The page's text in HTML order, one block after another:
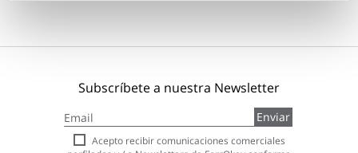
Subscríbete a nuestra Newsletter
a
nuestro
boletín
Enviar
Acepto recibir comunicaciones comerciales